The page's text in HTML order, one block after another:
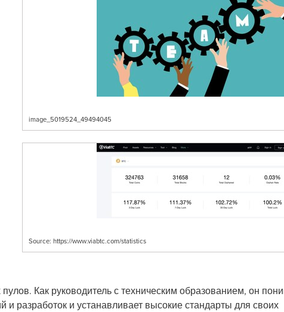
image_5019524_49494045
Source: https://www.viabtc.com/statistics
Как руководитель с техническим образованием, он
разработок и устанавливает высокие стандарты для своих